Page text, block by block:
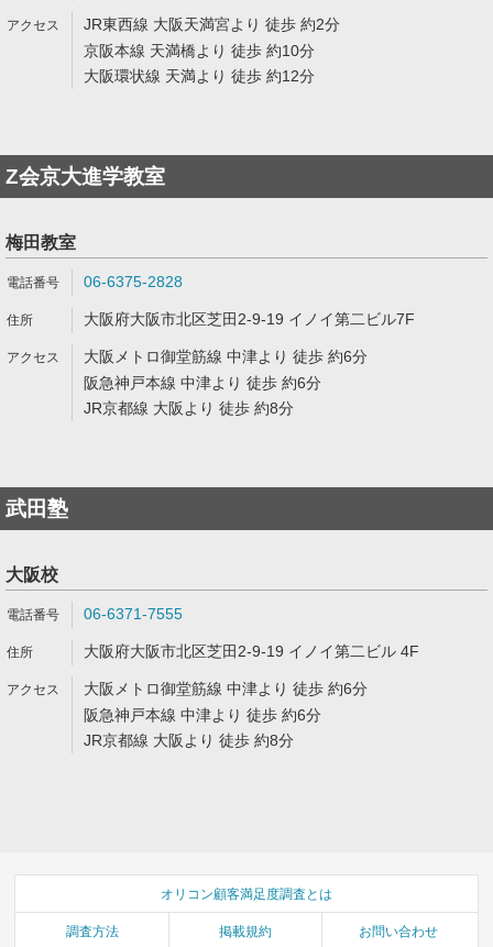
JR東西線 大阪天満宮より 徒歩 約2分
京阪本線 天満橋より 徒歩 約10分
大阪環状線 天満より 徒歩 約12分
Z会京大進学教室
梅田教室
06-6375-2828
大阪府大阪市北区芝田2-9-19 イノイ第二ビル7F
大阪メトロ御堂筋線 中津より 徒歩 約6分
阪急神戸本線 中津より 徒歩 約6分
JR京都線 大阪より 徒歩 約8分
武田塾
大阪校
06-6371-7555
大阪府大阪市北区芝田2-9-19 イノイ第二ビル 4F
大阪メトロ御堂筋線 中津より 徒歩 約6分
阪急神戸本線 中津より 徒歩 約6分
JR京都線 大阪より 徒歩 約8分
オリコン顧客満足度調査とは
調査方法 掲載規約 お問い合わせ